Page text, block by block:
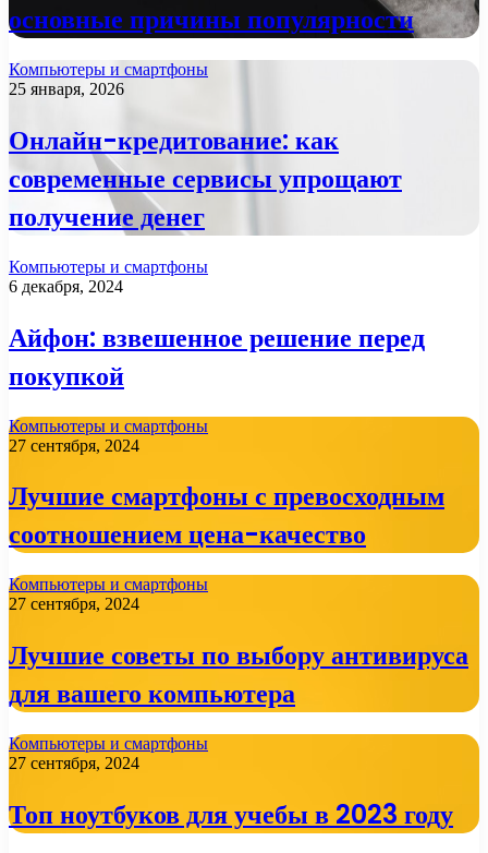
основные причины популярности
Компьютеры и смартфоны
25 января, 2026
Онлайн-кредитование: как
современные сервисы упрощают
получение денег
Компьютеры и смартфоны
6 декабря, 2024
Айфон: взвешенное решение перед
покупкой
Компьютеры и смартфоны
27 сентября, 2024
Лучшие смартфоны с превосходным
соотношением цена-качество
Компьютеры и смартфоны
27 сентября, 2024
Лучшие советы по выбору антивируса
для вашего компьютера
Компьютеры и смартфоны
27 сентября, 2024
Топ ноутбуков для учебы в 2023 году